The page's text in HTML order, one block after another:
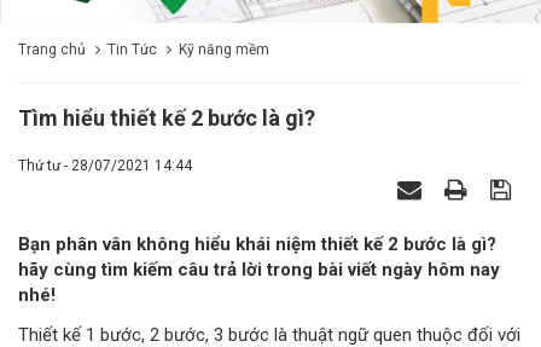
Trang chủ Tin Tức Kỹ năng mềm
Tìm hiểu thiết kế 2 bước là gì?
Thứ tư - 28/07/2021 14:44
Bạn phân vân không hiểu khái niệm thiết kế 2 bước là gì?
hãy cùng tìm kiếm câu trả lời trong bài viết ngày hôm nay
nhé!
Thiết kế 1 bước, 2 bước, 3 bước là thuật ngữ quen thuộc đối với